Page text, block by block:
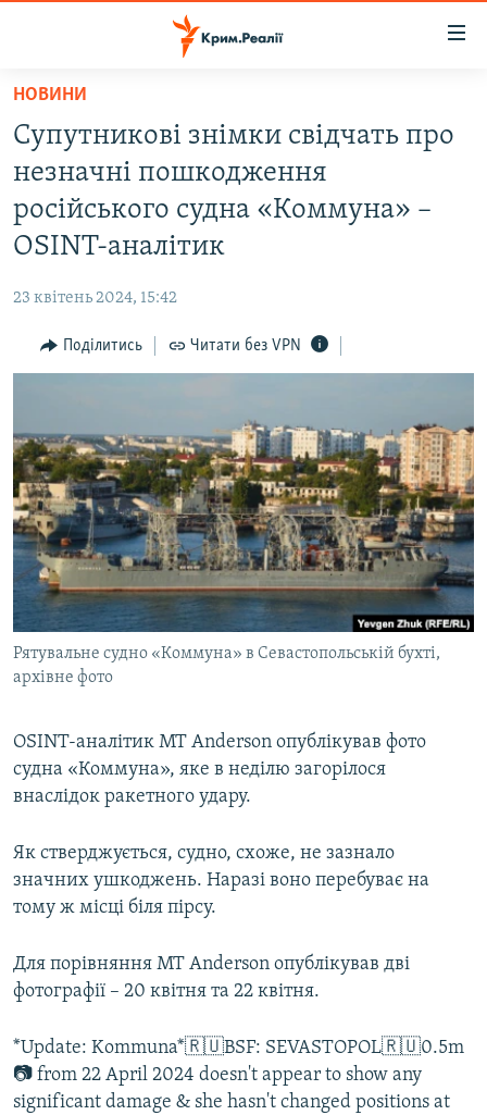
Перейти
основного
матеріалу
Перейти
до
основної
Перейти
пошуку
ВОДА.КРИМ
ВІДЕО ТА ФОТО
ПОЛІТИКА
ІНТЕРВ'Ю
СПЕЦПРОЕКТИ
ДЕПОРТАЦІЯ
ВІДЕОУРОКИ «ELIFBE»
СВІДЧЕННЯ ОКУПАЦІЇ
УКРАЇНСЬКА ПРОБЛЕМА КРИМУ
ІНФОГРАФІКА
ЯК ОБІЙТИ БЛОКУВАННЯ
Русский
Qırımtatar
ДОЛУЧАЙСЯ!
НОВИНИ
Супутникові знімки свідчать про
незначні пошкодження
російського судна «Коммуна» –
OSINT-аналітик
23 квітень 2024, 15:42
Поділитись Читати без VPN
Рятувальне судно «Коммуна» в Севастопольській бухті,
архівне фото
OSINT-аналітик MT Anderson опублікував фото
судна «Коммуна», яке в неділю загорілося
внаслідок ракетного удару.
Як стверджується, судно, схоже, не зазнало
значних ушкоджень. Наразі воно перебуває на
тому ж місці біля пірсу.
Для порівняння MT Anderson опублікував дві
фотографії – 20 квітня та 22 квітня.
*Update: Kommuna*🇷🇺BSF: SEVASTOPOL🇷🇺0.5m
📷 from 22 April 2024 doesn't appear to show any
significant damage & she hasn't changed positions at